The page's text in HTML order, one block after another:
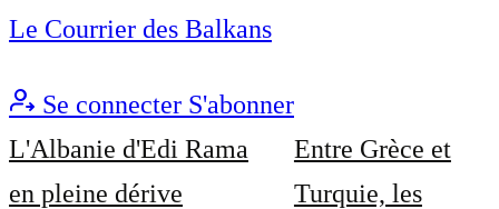
Le Courrier des Balkans
Se connecter S'abonner
L'Albanie d'Edi Rama
en pleine dérive
Entre Grèce et
Turquie, les